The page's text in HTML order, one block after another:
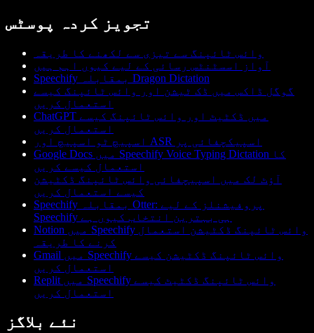
تجویز کردہ پوسٹس
وائس ٹائپنگ سے تیزی سے لکھنے کا طریقہ
آواز اسسٹنٹس رسائی کے لیے کیوں اہم ہیں
Speechify بمقابلہ Dragon Dictation
گوگل ڈاکس میں ڈک ٹیشن اور وائس ٹائپنگ کیسے
استعمال کریں
ChatGPT میں ڈکٹیٹ اور وائس ٹائپنگ کیسے
استعمال کریں
اسپیچ ٹو اسپیچ اور ASR اسپیکچفائی پر
Google Docs میں Speechify Voice Typing Dictation کا
استعمال کیسے کریں
آؤٹ لک میں اسپیچفائی وائس ٹائپنگ ڈکٹیشن
کیسے استعمال کریں
Speechify بمقابلہ Otter: پروفیشنلز کے لیے
Speechify ہی بہترین انتخاب کیوں ہے
Notion میں Speechify وائس ٹائپنگ ڈکٹیشن استعمال
کرنے کا طریقہ
Gmail میں Speechify وائس ٹائپنگ ڈکٹیشن کیسے
استعمال کریں
Replit میں Speechify وائس ٹائپنگ ڈکٹیٹ کیسے
استعمال کریں
نئے بلاگز